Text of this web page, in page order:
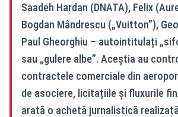
Saadeh Hardan (DNATA), Felix
Bogdan Mândrescu („Vuitton”),
Paul Gheorghiu – autointitulați
sau „gulere albe”. Aceștia au
contractele comerciale din
de asociere, licitațiile și fluxurile
arată o achetă jurnalistică